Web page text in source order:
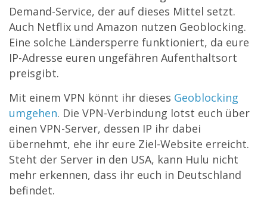
Demand-Service, der auf dieses Mittel setzt.
Auch Netflix und Amazon nutzen Geoblocking.
Eine solche Ländersperre funktioniert, da eure
IP-Adresse euren ungefähren Aufenthaltsort
preisgibt.
Mit einem VPN könnt ihr dieses Geoblocking
umgehen. Die VPN-Verbindung lotst euch über
einen VPN-Server, dessen IP ihr dabei
übernehmt, ehe ihr eure Ziel-Website erreicht.
Steht der Server in den USA, kann Hulu nicht
mehr erkennen, dass ihr euch in Deutschland
befindet.